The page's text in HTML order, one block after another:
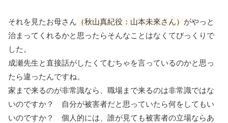
それを見たお母さん（秋山真紀役：山本未來さん）がやっと
治まってくれるかと思ったらそんなことはなくてびっくりで
した。
成瀬先生と直接話がしたくてむちゃを言っているのかと思っ
たら違ったんですね。
家まで来るのが非常識なら、職場まで来るのは非常識ではな
いのですか？ 自分が被害者だと思っていたら何をしてもい
いのですか？ 個人的には、誰が見ても被害者の立場ならあ